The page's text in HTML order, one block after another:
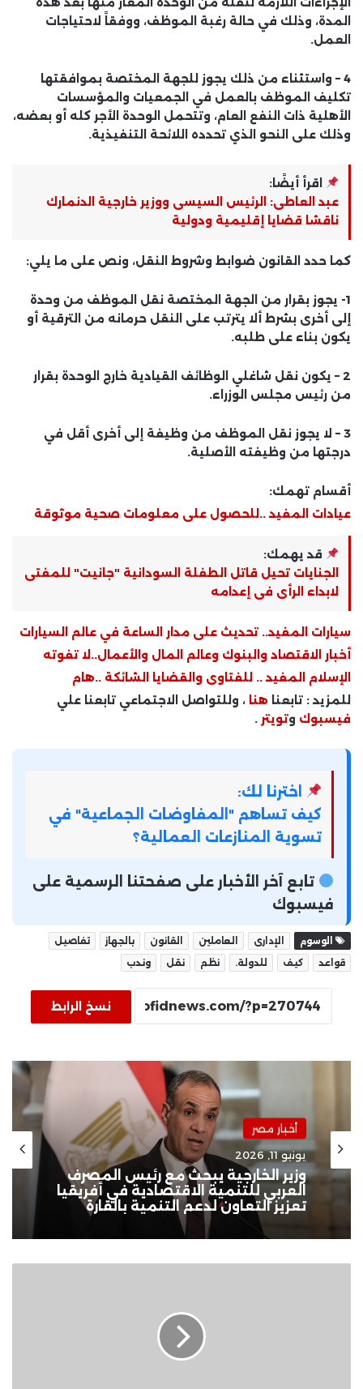
المدة، وذلك في حالة رغبة الموظف، ووفقاً لاحتياجات
العمل.
4 – واستثناء من ذلك يجوز للجهة المختصة بموافقتها
تكليف الموظف بالعمل في الجمعيات والمؤسسات
الأهلية ذات النفع العام، وتتحمل الوحدة الأجر كله أو بعضه،
وذلك على النحو الذي تحدده اللائحة التنفيذية.
اقرأ أيضًا:
عبد العاطى: الرئيس السيسى ووزير خارجية الدنمارك
ناقشا قضايا إقليمية ودولية
كما حدد القانون ضوابط وشروط النقل، ونص على ما يلي:
1- يجوز بقرار من الجهة المختصة نقل الموظف من وحدة
إلى أخرى بشرط ألا يترتب على النقل حرمانه من الترقية أو
يكون بناء على طلبه.
2 – يكون نقل شاغلي الوظائف القيادية خارج الوحدة بقرار
من رئيس مجلس الوزراء.
3 – لا يجوز نقل الموظف من وظيفة إلى أخرى أقل في
درجتها من وظيفته الأصلية.
أقسام تهمك:
عيادات المفيد ..للحصول على معلومات صحية موثوقة
قد يهمك:
الجنايات تحيل قاتل الطفلة السودانية "جانيت" للمفتى
لابداء الرأى فى إعدامه
سيارات المفيد.. تحديث على مدار الساعة في عالم السيارات
أخبار الاقتصاد والبنوك وعالم المال والأعمال..لا تفوته
الإسلام المفيد .. للفتاوى والقضايا الشائكة ..هام
للمزيد : تابعنا هنا ، وللتواصل الاجتماعي تابعنا علي
فيسبوك وتويتر .
اخترنا لك:
كيف تساهم "المفاوضات الجماعية" في
تسوية المنازعات العمالية؟
تابع آخر الأخبار على صفحتنا الرسمية على
فيسبوك
الوسوم الإدارى العاملين القانون بالجهاز
تفاصيل
قواعد
كيف للدولة. نظم نقل وندب
نسخ الرابط
أخبار مصر
يونيو 11, 2026
وزير الخارجية يبحث مع رئيس المصرف
العربي للتنمية الاقتصادية في أفريقيا
تعزيز التعاون لدعم التنمية بالقارة